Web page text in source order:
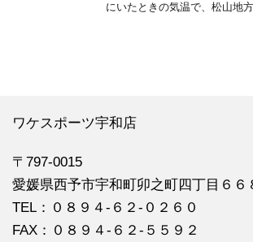
にいたときの気温で、松山地
ワケスポーツ宇和店
〒797-0015
愛媛県西予市宇和町卯之町四丁目６６
TEL：０８９４‐６２‐０２６０
FAX：０８９４‐６２‐５５９２